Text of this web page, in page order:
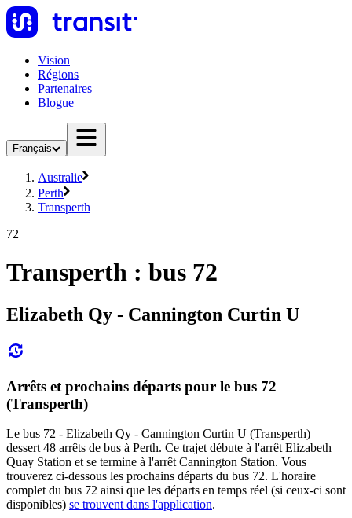
Vision
Régions
Partenaires
Blogue
Français
Australie
Perth
Transperth
72
Transperth : bus 72
Elizabeth Qy - Cannington Curtin U
Arrêts et prochains départs pour le bus 72
(Transperth)
Le bus 72 - Elizabeth Qy - Cannington Curtin U (Transperth)
dessert 48 arrêts de bus à Perth. Ce trajet débute à l'arrêt Elizabeth
Quay Station et se termine à l'arrêt Cannington Station. Vous
trouverez ci-dessous les prochains départs du bus 72. L'horaire
complet du bus 72 ainsi que les départs en temps réel (si ceux-ci sont
disponibles) se trouvent dans l'application.